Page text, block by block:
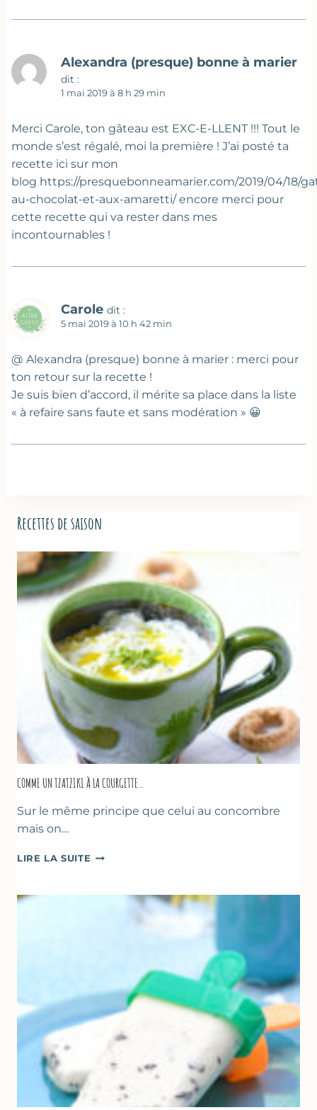
Alexandra (presque) bonne à marier
dit :
1 mai 2019 à 8 h 29 min
Merci Carole, ton gâteau est EXC-E-LLENT !!! Tout le
monde s’est régalé, moi la première ! J’ai posté ta
recette ici sur mon
blog https://presquebonneamarier.com/2019/04/18/
au-chocolat-et-aux-amaretti/ encore merci pour
cette recette qui va rester dans mes
incontournables !
Carole dit :
5 mai 2019 à 10 h 42 min
@ Alexandra (presque) bonne à marier : merci pour
ton retour sur la recette !
Je suis bien d’accord, il mérite sa place dans la liste
« à refaire sans faute et sans modération » 😀
Recettes de saison
COMME UN TZATZIKI À LA COURGETTE…
Sur le même principe que celui au concombre
mais on…
LIRE LA SUITE COMME
À
COURGETTE…